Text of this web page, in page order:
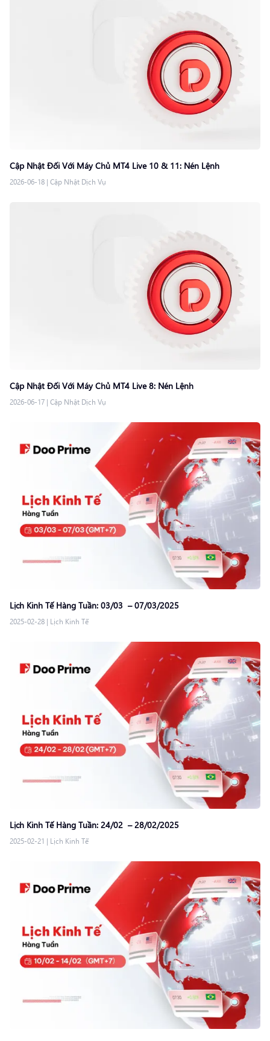
Cập Nhật Đối Với Máy Chủ MT4 Live 10 & 11: Nén Lệnh
2026-06-18 | Cập Nhật Dịch Vụ
Cập Nhật Đối Với Máy Chủ MT4 Live 8: Nén Lệnh
2026-06-17 | Cập Nhật Dịch Vụ
Lịch Kinh Tế Hàng Tuần: 03/03 – 07/03/2025
2025-02-28 | Lịch Kinh Tế
Lịch Kinh Tế Hàng Tuần: 24/02 – 28/02/2025
2025-02-21 | Lịch Kinh Tế